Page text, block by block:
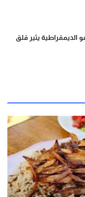
الديمقراطية يثير قلق